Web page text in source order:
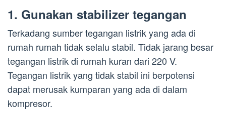
1. Gunakan stabilizer tegangan
Terkadang sumber tegangan listrik yang ada di
rumah rumah tidak selalu stabil. Tidak jarang besar
tegangan listrik di rumah kuran dari 220 V.
Tegangan listrik yang tidak stabil ini berpotensi
dapat merusak kumparan yang ada di dalam
kompresor.